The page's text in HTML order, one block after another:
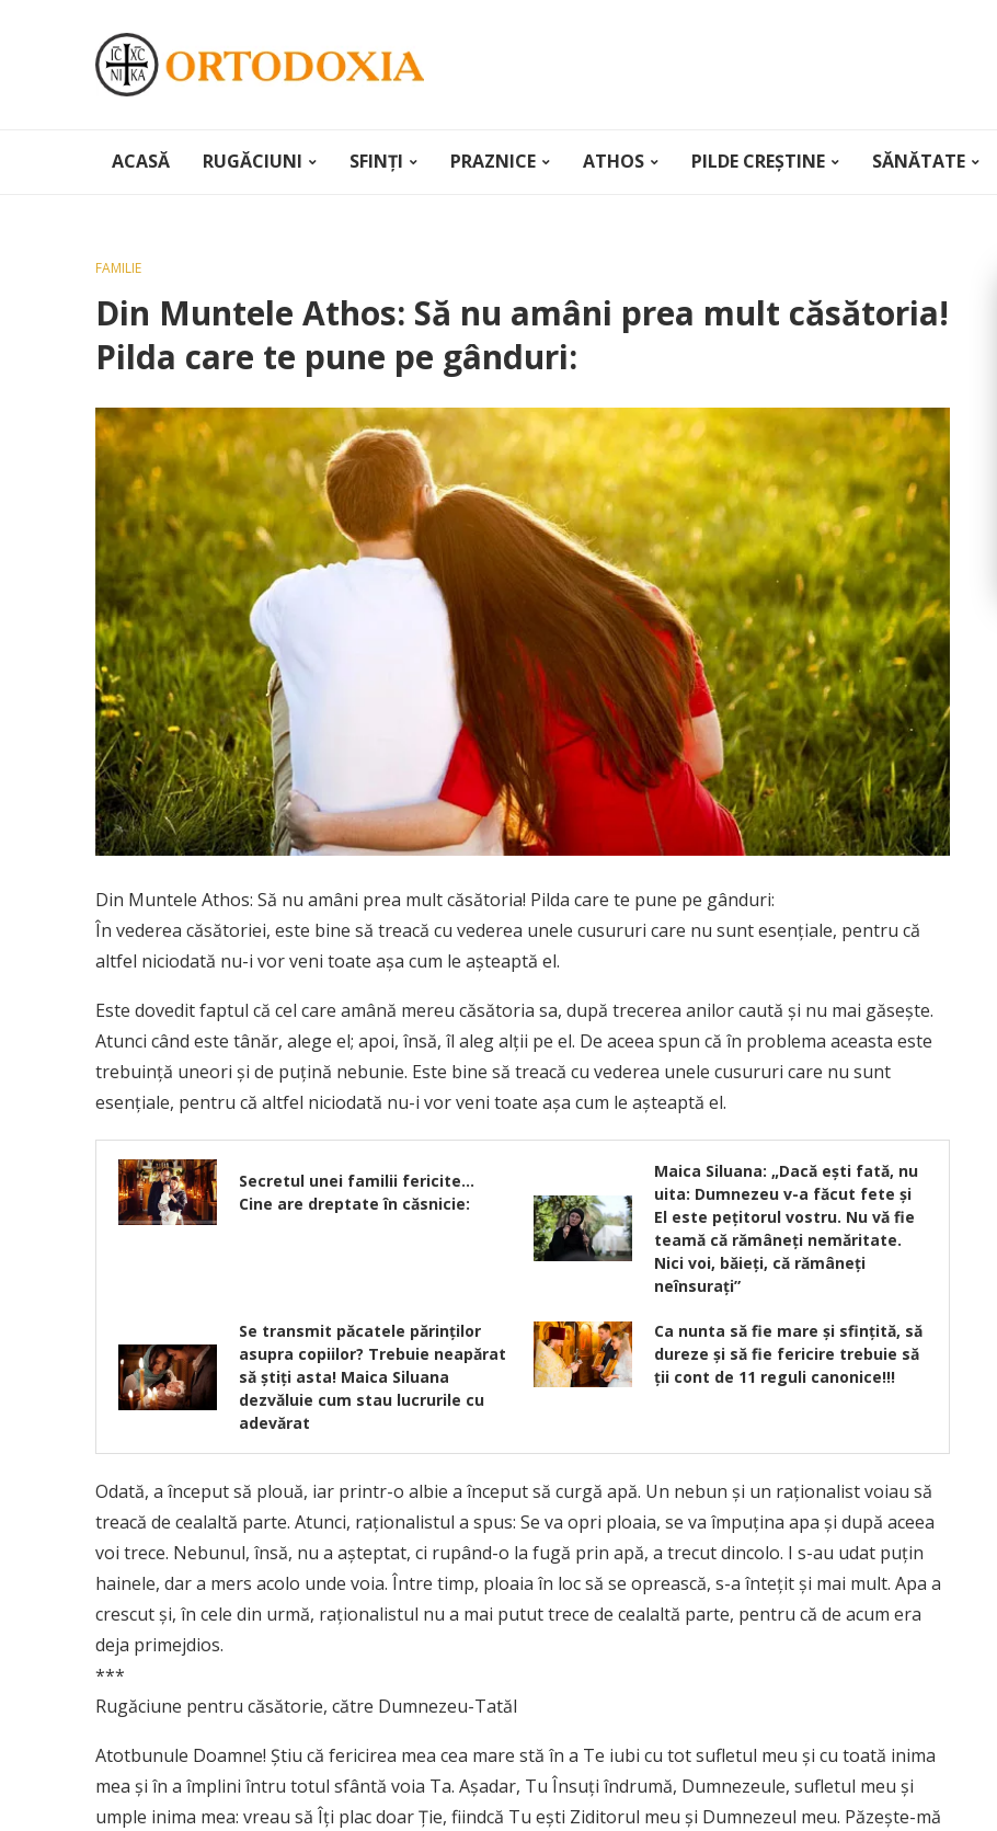
ACASĂ RUGĂCIUNI SFINȚI PRAZNICE ATHOS PILDE CREȘTINE SĂNĂTATE
FAMILIE
Din Muntele Athos: Să nu amâni prea mult căsătoria!
Pilda care te pune pe gânduri:
Din Muntele Athos: Să nu amâni prea mult căsătoria! Pilda care te pune pe gânduri:
În vederea căsătoriei, este bine să treacă cu vederea unele cusururi care nu sunt esenţiale, pentru că
altfel niciodată nu-i vor veni toate aşa cum le aşteaptă el.
Este dovedit faptul că cel care amână mereu căsătoria sa, după trecerea anilor caută şi nu mai găseşte.
Atunci când este tânăr, alege el; apoi, însă, îl aleg alţii pe el. De aceea spun că în problema aceasta este
trebuinţă uneori şi de puțină nebunie. Este bine să treacă cu vederea unele cusururi care nu sunt
esenţiale, pentru că altfel niciodată nu-i vor veni toate aşa cum le aşteaptă el.
Secretul unei familii fericite…
Cine are dreptate în căsnicie:
Maica Siluana: „Dacă eşti fată, nu
uita: Dumnezeu v-a făcut fete şi
El este peţitorul vostru. Nu vă fie
teamă că rămâneţi nemăritate.
Nici voi, băieţi, că rămâneţi
neînsuraţi”
Se transmit păcatele părinților
asupra copiilor? Trebuie neapărat
să știți asta! Maica Siluana
dezvăluie cum stau lucrurile cu
adevărat
Ca nunta să fie mare şi sfinţită, să
dureze şi să fie fericire trebuie să
ţii cont de 11 reguli canonice!!!
Odată, a început să plouă, iar printr-o albie a început să curgă apă. Un nebun şi un raţionalist voiau să
treacă de cealaltă parte. Atunci, raţionalistul a spus: Se va opri ploaia, se va împuţina apa şi după aceea
voi trece. Nebunul, însă, nu a aşteptat, ci rupând-o la fugă prin apă, a trecut dincolo. I s-au udat puţin
hainele, dar a mers acolo unde voia. Între timp, ploaia în loc să se oprească, s-a înteţit şi mai mult. Apa a
crescut şi, în cele din urmă, raţionalistul nu a mai putut trece de cealaltă parte, pentru că de acum era
deja primejdios.
***
Rugăciune pentru căsătorie, către Dumnezeu-Tatăl
Atotbunule Doamne! Ştiu că fericirea mea cea mare stă în a Te iubi cu tot sufletul meu şi cu toată inima
mea şi în a împlini întru totul sfântă voia Ta. Aşadar, Tu Însuţi îndrumă, Dumnezeule, sufletul meu şi
umple inima mea: vreau să Îţi plac doar Ţie, fiindcă Tu eşti Ziditorul meu şi Dumnezeul meu. Păzeşte-mă